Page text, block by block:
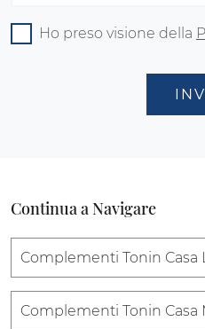
Ho preso visione della
Continua a Navigare
Complementi Tonin Casa
Complementi Tonin Casa